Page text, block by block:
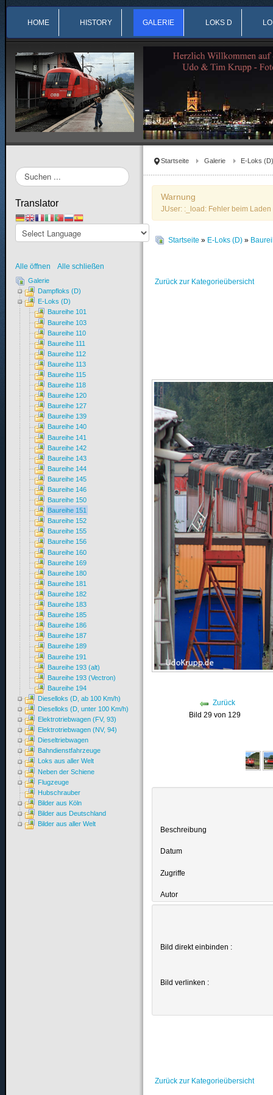
HOME HISTORY GALERIE LOKS D
Startseite Galerie E-Loks (D)
Warnung
JUser: :_load: Fehler beim
Startseite » E-Loks (D) »
Zurück zur Kategorieübersicht
Zurück
Bild 29 von 129
Beschreibung
Datum
Zugriffe
Autor
Bild direkt einbinden :
Bild verlinken :
Zurück zur Kategorieübersicht
Suchen
...
Translator
Alle öffnen Alle schließen
Galerie
Dampfloks (D)
E-Loks (D)
Baureihe 101
Baureihe 103
Baureihe 110
Baureihe 111
Baureihe 112
Baureihe 113
Baureihe 115
Baureihe 118
Baureihe 120
Baureihe 127
Baureihe 139
Baureihe 140
Baureihe 141
Baureihe 142
Baureihe 143
Baureihe 144
Baureihe 145
Baureihe 146
Baureihe 150
Baureihe 151
Baureihe 152
Baureihe 155
Baureihe 156
Baureihe 160
Baureihe 169
Baureihe 180
Baureihe 181
Baureihe 182
Baureihe 183
Baureihe 185
Baureihe 186
Baureihe 187
Baureihe 189
Baureihe 191
Baureihe 193 (alt)
Baureihe 193 (Vectron)
Baureihe 194
Dieselloks (D, ab 100 Km/h)
Dieselloks (D, unter 100 Km/h)
Elektrotriebwagen (FV, 93)
Elektrotriebwagen (NV, 94)
Dieseltriebwagen
Bahndienstfahrzeuge
Loks aus aller Welt
Neben der Schiene
Flugzeuge
Hubschrauber
Bilder aus Köln
Bilder aus Deutschland
Bilder aus aller Welt